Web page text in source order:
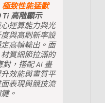
極致性能猛獸
Ti 高階顯示
運算能力與光
與高刷新率設
高幀輸出。面
質細節拉滿的
對，搭配 AI 畫
效能與畫質平
表現與競技流
。